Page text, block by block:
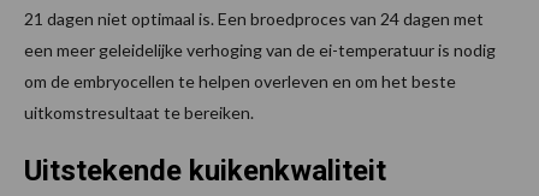
21 dagen niet optimaal is. Een broedproces van 24 dagen met
een meer geleidelijke verhoging van de ei-temperatuur is nodig
om de embryocellen te helpen overleven en om het beste
uitkomstresultaat te bereiken.
Uitstekende kuikenkwaliteit